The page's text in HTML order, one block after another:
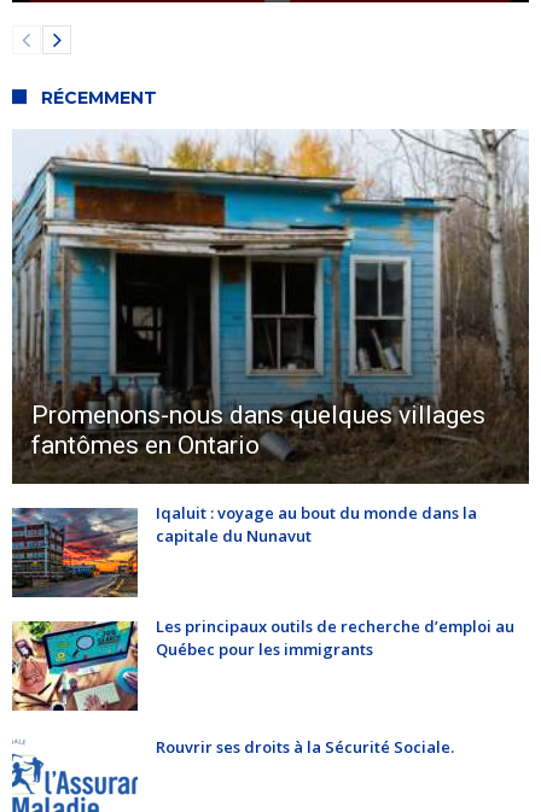
RÉCEMMENT
Promenons-nous dans quelques villages
fantômes en Ontario
Iqaluit : voyage au bout du monde dans la
capitale du Nunavut
Les principaux outils de recherche d’emploi au
Québec pour les immigrants
Rouvrir ses droits à la Sécurité Sociale.